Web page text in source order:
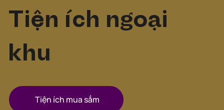
Tiện ích ngoại
khu
Tiện ích mua sắm